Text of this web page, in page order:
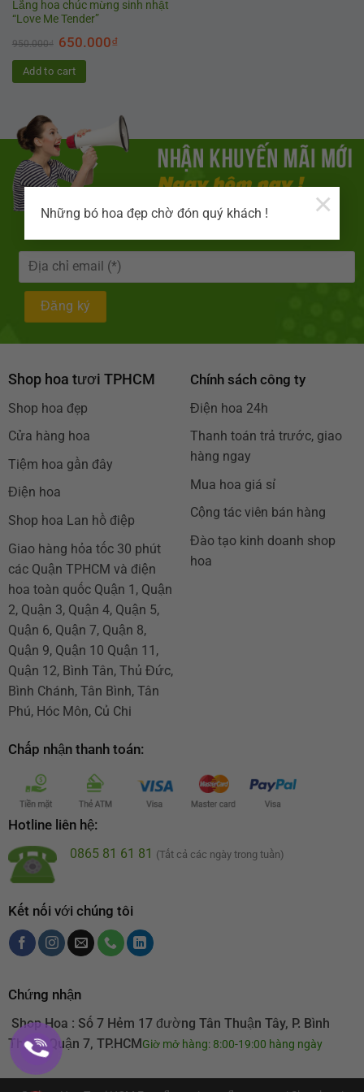
Những bó hoa đẹp chờ đón quý khách ! ×
Lẵng hoa chúc mừng sinh nhật
“Love Me Tender”
950.000₫ 650.000₫
Add to cart
Shop hoa tươi TPHCM
Shop hoa đẹp
Cửa hàng hoa
Tiệm hoa gần đây
Điện hoa
Shop hoa Lan hồ điệp
Giao hàng hỏa tốc 30 phút
các Quận TPHCM và điện
hoa toàn quốc Quận 1, Quận
2, Quận 3, Quận 4, Quận 5,
Quận 6, Quận 7, Quận 8,
Quận 9, Quận 10 Quận 11,
Quận 12, Bình Tân, Thủ Đức,
Bình Chánh, Tân Bình, Tân
Phú, Hóc Môn, Củ Chi
Chính sách công ty
Điện hoa 24h
Thanh toán trả trước, giao
hàng ngay
Mua hoa giá sỉ
Cộng tác viên bán hàng
Đào tạo kinh doanh shop
hoa
Chấp nhận thanh toán:
Hotline liên hệ:
0865 81 61 81 (Tất cả các ngày trong tuần)
Kết nối với chúng tôi
Chứng nhận
Shop Hoa : Số 7 Hẻm 17 đường Tân Thuận Tây, P. Bình
Thuận Quận 7, TP.HCMGiờ mở hàng: 8:00-19:00 hàng ngày